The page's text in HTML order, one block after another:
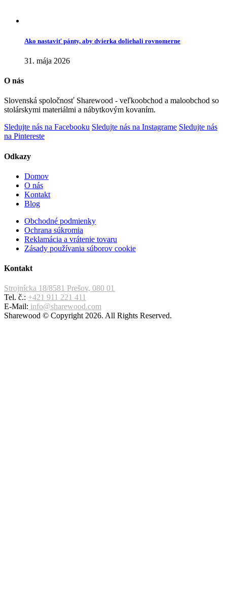
Ako nastaviť pánty, aby dvierka doliehali rovnomerne
31. mája 2026
O nás
Slovenská spoločnosť Sharewood - veľkoobchod a maloobchod so
stolárskymi materiálmi a nábytkovým kovaním.
Sledujte nás na Facebooku Sledujte nás na Instagrame Sledujte nás
na Pintereste
Odkazy
Domov
O nás
Kontakt
Blog
Obchodné podmienky
Ochrana súkromia
Reklamácia a vrátenie tovaru
Zásady používania súborov cookie
Kontakt
Strojnícka 18/8581 Prešov, 080 01
Tel. č.: +421 911 221 411
E-Mail: info@sharewood.com
Sharewood © Copyright 2026. All Rights Reserved.